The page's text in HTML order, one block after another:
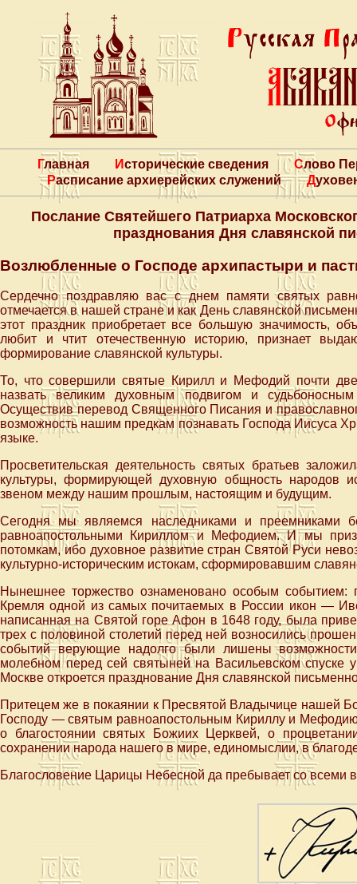
Главная Исторические сведения
Слово
Расписание архиерейских служений
Послание Святейшего Патриарха
празднования Дня славянской
Возлюбленные о Господе архипастыри и
Сердечно поздравляю вас с днем памяти святых
отмечается в нашей стране и как День славянской
этот праздник приобретает все большую значимость,
любит и чтит отечественную историю, признает
формирование славянской культуры.
То, что совершили святые Кирилл и Мефодий почти
назвать великим духовным подвигом и
Осуществив перевод Священного Писания и
возможность нашим предкам познавать Господа Иисуса
языке.
Просветительская деятельность святых братьев
культуры, формирующей духовную общность народов
звеном между нашим прошлым, настоящим и будущим.
Сегодня мы являемся наследниками и преемниками
равноапостольными Кириллом и Мефодием. И мы
потомкам, ибо духовное развитие стран Святой Руси
культурно-историческим истокам, сформировавшим
Нынешнее торжество ознаменовано особым событием:
Кремля одной из самых почитаемых в России икон —
написанная на Святой горе Афон в 1648 году, была
трех с половиной столетий перед ней возносились
событий верующие надолго были лишены
молебном перед сей святыней на Васильевском
Москве откроется празднование Дня славянской
Притецем же в покаянии к Пресвятой Владычице нашей
Господу — святым равноапостольным Кириллу и
о благостоянии святых Божиих Церквей, о
сохранении народа нашего в мире, единомыслии, в
Благословение Царицы Небесной да пребывает со всеми